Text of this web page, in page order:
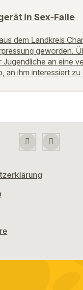
in Sex-Falle
dem Landkreis
geworden.
Jugendliche an eine
an ihm interessiert